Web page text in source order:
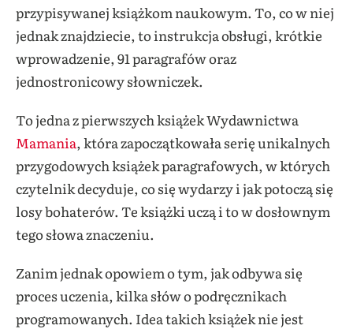
przypisywanej książkom naukowym. To, co w niej
jednak znajdziecie, to instrukcja obsługi, krótkie
wprowadzenie, 91 paragrafów oraz
jednostronicowy słowniczek.
To jedna z pierwszych książek Wydawnictwa
Mamania, która zapoczątkowała serię unikalnych
przygodowych książek paragrafowych, w których
czytelnik decyduje, co się wydarzy i jak potoczą się
losy bohaterów. Te książki uczą i to w dosłownym
tego słowa znaczeniu.
Zanim jednak opowiem o tym, jak odbywa się
proces uczenia, kilka słów o podręcznikach
programowanych. Idea takich książek nie jest